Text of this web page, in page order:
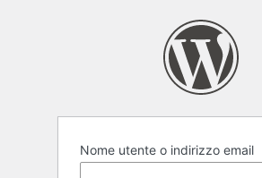
Nome utente o indirizzo email